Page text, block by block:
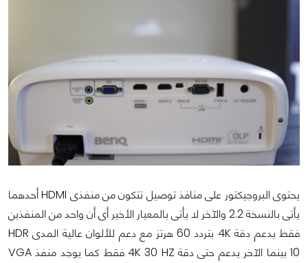
يحتوى البروجيكتور على منافذ توصيل تتكون من منفذى HDMI أحدهما
يأتى بالنسخة 2.2 والآخر لا يأتى بالمعيار الأخير أى أن واحد من المنفذين
فقط يدعم دقة 4K بتردد 60 هرتز مع دعم للألوان عالية المدى HDR
10 بينما الآخر يدعم حتى دقة 4K 30 HZ فقط كما يوجد منفذ VGA